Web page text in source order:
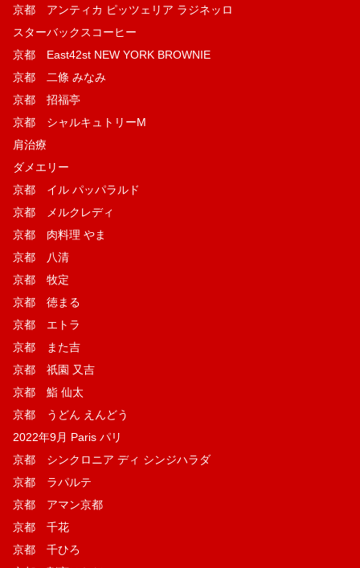
京都 アンティカ ピッツェリア ラジネッロ
スターバックスコーヒー
京都 East42st NEW YORK BROWNIE
京都 二條 みなみ
京都 招福亭
京都 シャルキュトリーM
肩治療
ダメエリー
京都 イル パッパラルド
京都 メルクレディ
京都 肉料理 やま
京都 八清
京都 牧定
京都 徳まる
京都 エトラ
京都 また吉
京都 祇園 又吉
京都 鮨 仙太
京都 うどん えんどう
2022年9月 Paris パリ
京都 シンクロニア ディ シンジハラダ
京都 ラパルテ
京都 アマン京都
京都 千花
京都 千ひろ